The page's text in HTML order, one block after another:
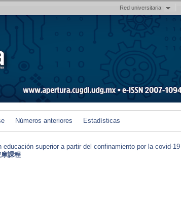
Red universitaria
Números anteriores Estadísticas
educación superior a partir del confinamiento por la covid-19
課程